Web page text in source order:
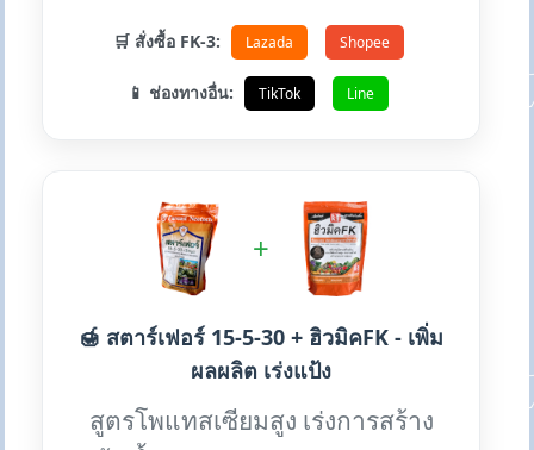
🛒 สั่งซื้อ FK-3: Lazada Shopee
📱 ช่องทางอื่น: TikTok Line
+
🍯 สตาร์เฟอร์ 15-5-30 + ฮิวมิคFK - เพิ่ม
ผลผลิต เร่งแป้ง
สูตรโพแทสเซียมสูง เร่งการสร้าง